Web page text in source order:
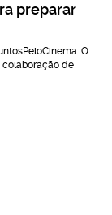
preparar
O
de